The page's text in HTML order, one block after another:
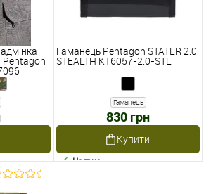
Pentagon
Гаманець Pentagon STATER 2.0
STEALTH K16057-2.0-STL
Гаманець
830 грн
Купити
Наявне